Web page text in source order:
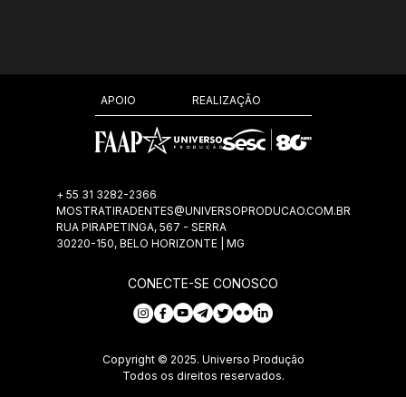
APOIO REALIZAÇÃO
+ 55 31 3282-2366
MOSTRATIRADENTES@UNIVERSOPRODUCAO.COM.BR
RUA PIRAPETINGA, 567 - SERRA
30220-150, BELO HORIZONTE | MG
CONECTE-SE CONOSCO
Copyright © 2025. Universo Produção
Todos os direitos reservados.